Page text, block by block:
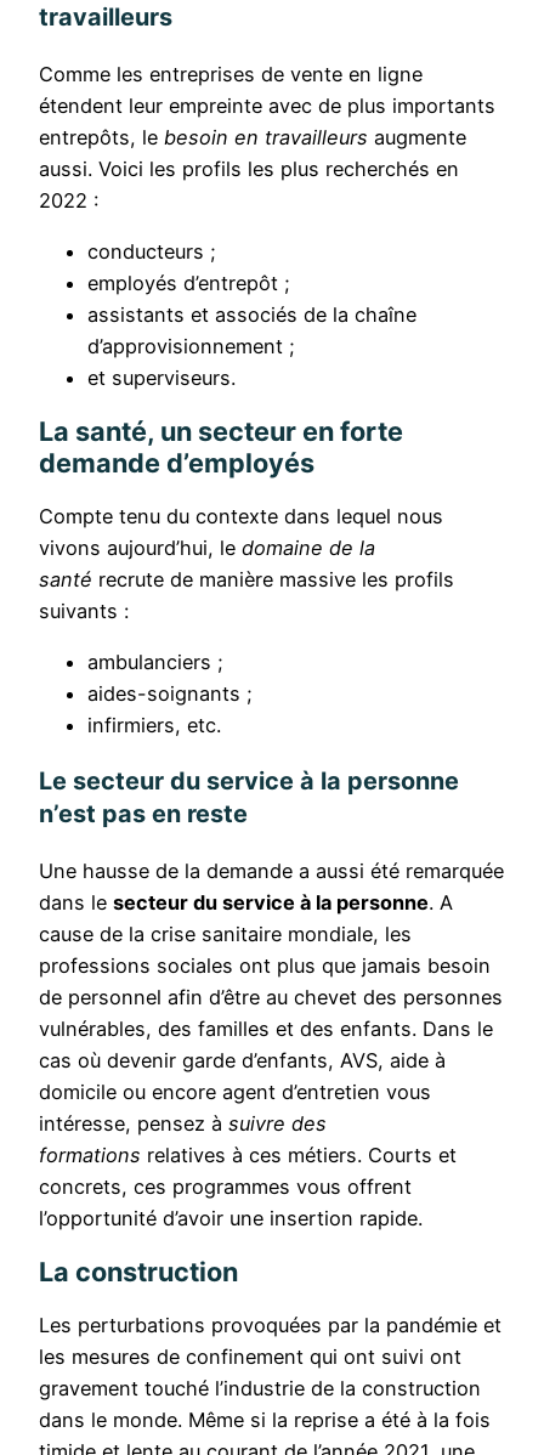
travailleurs
Comme les entreprises de vente en ligne
étendent leur empreinte avec de plus importants
entrepôts, le besoin en travailleurs augmente
aussi. Voici les profils les plus recherchés en
2022 :
conducteurs ;
employés d’entrepôt ;
assistants et associés de la chaîne
d’approvisionnement ;
et superviseurs.
La santé, un secteur en forte
demande d’employés
Compte tenu du contexte dans lequel nous
vivons aujourd’hui, le domaine de la
santé recrute de manière massive les profils
suivants :
ambulanciers ;
aides-soignants ;
infirmiers, etc.
Le secteur du service à la personne
n’est pas en reste
Une hausse de la demande a aussi été remarquée
dans le secteur du service à la personne. A
cause de la crise sanitaire mondiale, les
professions sociales ont plus que jamais besoin
de personnel afin d’être au chevet des personnes
vulnérables, des familles et des enfants. Dans le
cas où devenir garde d’enfants, AVS, aide à
domicile ou encore agent d’entretien vous
intéresse, pensez à suivre des
formations relatives à ces métiers. Courts et
concrets, ces programmes vous offrent
l’opportunité d’avoir une insertion rapide.
La construction
Les perturbations provoquées par la pandémie et
les mesures de confinement qui ont suivi ont
gravement touché l’industrie de la construction
dans le monde. Même si la reprise a été à la fois